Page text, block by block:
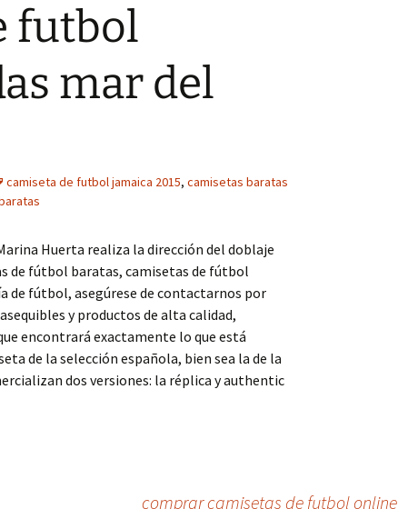
futbol
mar del
camiseta de futbol jamaica 2015, camisetas baratas
Huerta realiza la dirección del doblaje
de fútbol baratas, camisetas de fútbol
de fútbol, asegúrese de contactarnos por
y productos de alta calidad,
encontrará exactamente lo que está
de la selección española, bien sea la de la
dos versiones: la réplica y authentic
comprar camisetas de futbol